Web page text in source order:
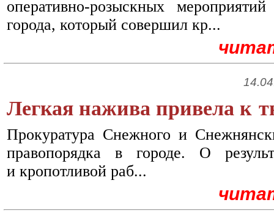
оперативно-розыскных
города, который совершил кр...
Легкая нажива привела к
Прокуратура Снежного и
правопорядка в городе. О
и кропотливой раб...